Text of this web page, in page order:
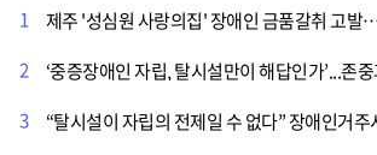
1
제주 '성심원 사랑의집' 장애인 금품갈취 고발
2
‘중증장애인 자립, 탈시설만이 해답인가’...존
3